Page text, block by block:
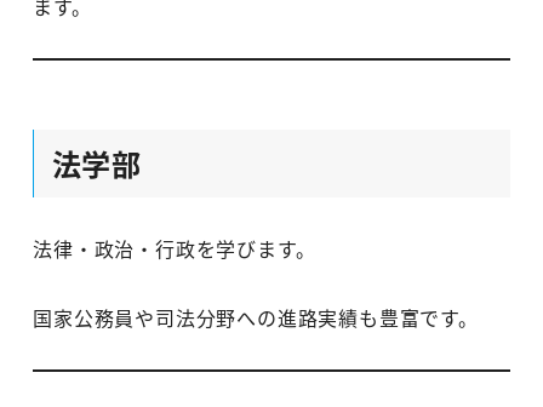
法学部
法律・政治・行政を学びます。
国家公務員や司法分野への進路実績も豊富です。